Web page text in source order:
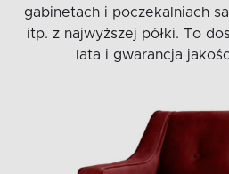
gabinetach i poczekalniach
itp. z najwyższej półki. To
lata i gwarancja